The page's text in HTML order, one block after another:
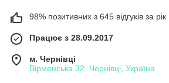
98% позитивних з 645 відгуків за рік
Працює з 28.09.2017
м. Чернівці
Вірменська 32, Чернівці, Україна